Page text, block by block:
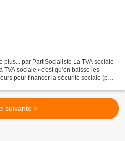
plus... par PartiSocialiste La TVA sociale
TVA sociale «c'est qu'on baisse les
pour financer la sécurité sociale (pour
suivante >